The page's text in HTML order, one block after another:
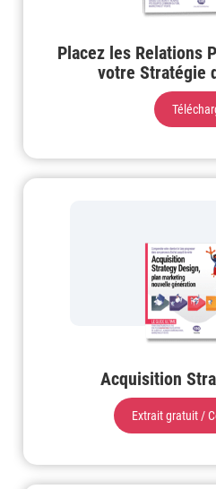
Placez les Relations
votre Stratégie
Acquisition
Extrait gratuit /